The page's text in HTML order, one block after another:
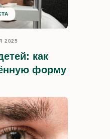
2025
как
форму